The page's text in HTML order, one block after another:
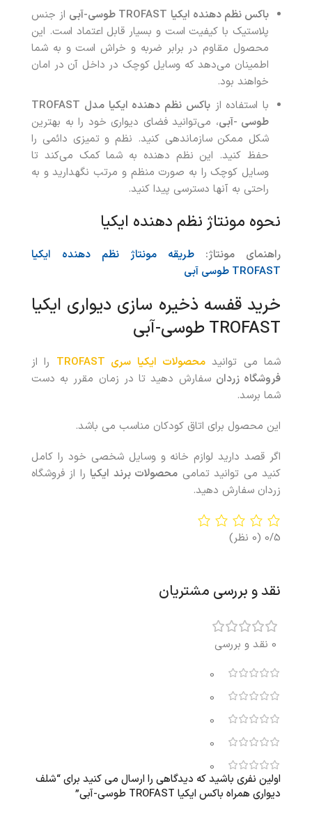
باکس نظم دهنده ایکیا
طوسی-آبی از جنس
پلاستیک با کیفیت است و بسیار قابل اعتماد است. این
محصول مقاوم در برابر ضربه و خراش است و به شما
اطمینان می‌دهد که وسایل کوچک در داخل آن در امان
خواهند بود.
با استفاده ازباکس نظم دهنده ایکیا مدل
طوسی -آبی، می‌توانید فضای دیواری خود را به بهترین
شکل ممکن سازماندهی کنید. نظم و تمیزی دائمی را
حفظ کنید. این نظم دهنده به شما کمک می‌کند تا
وسایل کوچک را به صورت منظم و مرتب نگهدارید و به
راحتی به آنها دسترسی پیدا کنید.
نحوه مونتاژ نظم دهنده ایکیا
راهنمای مونتاژ: طریقه مونتاژ نظم دهنده ایکیا
TROFAST طوسی آبی
خریدقفسه ذخیره سازی دیواری ایکیا
TROFAST طوسی-آبی
شما می توانیدمحصولات ایکیا سری TROFAST
را از
فروشگاه زردان سفارش دهید تا در زمان مقرر به دست
شما برسد.
این محصول برای اتاق کودکان مناسب می باشد.
اگر قصد دارید لوازم خانه و وسایل شخصی خود را کامل
کنید می توانید تمامی محصولات برند ایکیا را از فروشگاه
زردان سفارش دهید.
0/5 (0 نظر)
نقد و بررسی مشتریان
0 نقد و بررسی
0
0
0
0
0
اولین نفری باشید که دیدگاهی را ارسال می کنید برای “شلف
دیواری همراه باکس ایکیا TROFAST طوسی-آبی”